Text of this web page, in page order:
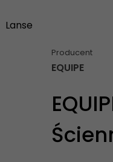
Lanse
Producent
EQUIPE